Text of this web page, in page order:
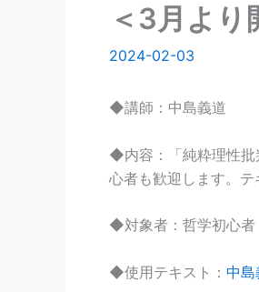
＜3月より
2024-02-03
◆講師：中島義道
◆内容：「純粋理性批
心者も歓迎します。テ
◆対象者：哲学初心者
◆使用テキスト： 中島